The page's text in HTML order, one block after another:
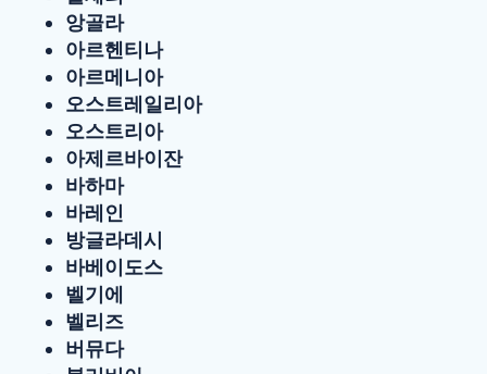
앙골라
아르헨티나
아르메니아
오스트레일리아
오스트리아
아제르바이잔
바하마
바레인
방글라데시
바베이도스
벨기에
벨리즈
버뮤다